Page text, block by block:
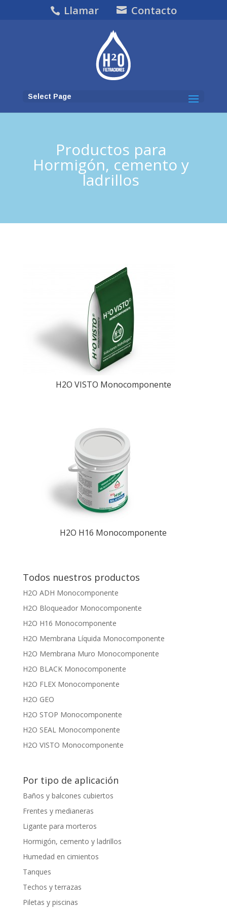
Llamar Contacto
Select Page
Productos para
Hormigón, cemento y
ladrillos
H2O VISTO Monocomponente
H2O H16 Monocomponente
Todos nuestros productos
H2O ADH Monocomponente
H2O Bloqueador Monocomponente
H2O H16 Monocomponente
H2O Membrana Líquida Monocomponente
H2O Membrana Muro Monocomponente
H2O BLACK Monocomponente
H2O FLEX Monocomponente
H2O GEO
H2O STOP Monocomponente
H2O SEAL Monocomponente
H2O VISTO Monocomponente
Por tipo de aplicación
Baños y balcones cubiertos
Frentes y medianeras
Ligante para morteros
Hormigón, cemento y ladrillos
Humedad en cimientos
Tanques
Techos y terrazas
Piletas y piscinas